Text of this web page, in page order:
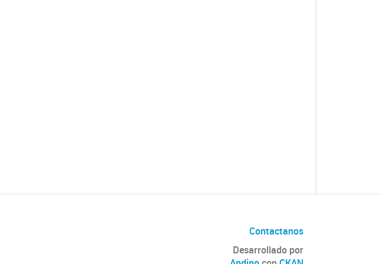
Contactanos
Desarrollado por